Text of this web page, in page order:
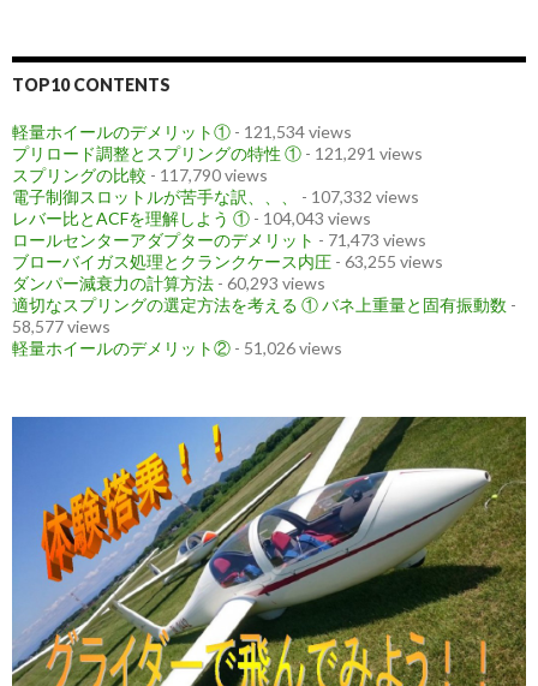
TOP10 CONTENTS
軽量ホイールのデメリット① - 121,534 views
プリロード調整とスプリングの特性 ① - 121,291 views
スプリングの比較 - 117,790 views
電子制御スロットルが苦手な訳、、、
- 107,332 views
レバー比とACFを理解しよう ① - 104,043 views
ロールセンターアダプターのデメリット - 71,473 views
ブローバイガス処理とクランクケース内圧 - 63,255 views
ダンパー減衰力の計算方法 - 60,293 views
適切なスプリングの選定方法を考える ① バネ上重量と固有振動数 -
58,577 views
軽量ホイールのデメリット② - 51,026 views